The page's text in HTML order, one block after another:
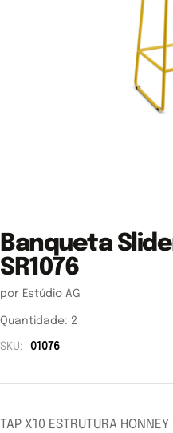
Banqueta
SR1076
por Estúdio AG
Quantidade: 2
SKU: 01076
TAP X10 ESTRUTURA